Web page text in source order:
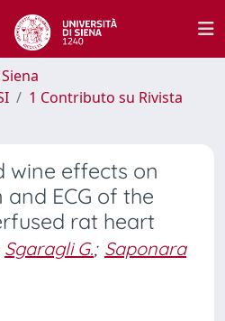
1 Contributo su Rivista
wine effects on
ECG of the
rat heart
Sgaragli G.; Saponara